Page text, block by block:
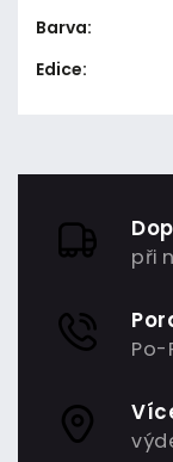
Barva:
Edice:
při
Po-